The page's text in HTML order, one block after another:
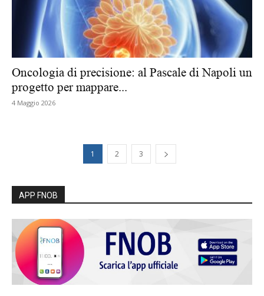
Oncologia di precisione: al Pascale di Napoli un
progetto per mappare...
4 Maggio 2026
1 2 3
APP FNOB